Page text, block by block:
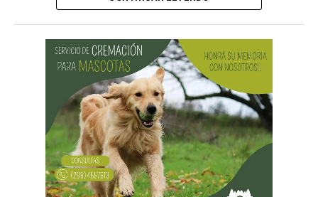
gremial, jurídica y personal» desplegada por funcionarios
(APLA), Pablo Biró.
«El espíritu de esta reforma es beneficiar sólo a los
empresarios y aumentar sus márgenes de rentabilidad a
partir de una mayor explotación. Jornadas más extensas
y salarios más bajos», dijo el secretario general de ATE,
Rodolfo Aguiar, al iniciar la exposición por parte del
FreSU, que solicitó la audiencia junto con el Centro de
Estudios Legales y Sociales (CELS) y el Sindicato de
Prensa de Buenos Aires (SiPreBA). Participaron también